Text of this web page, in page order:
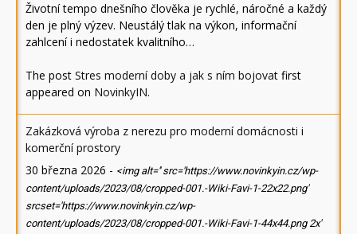
Životní tempo dnešního člověka je rychlé, náročné a každý
den je plný výzev. Neustálý tlak na výkon, informační
zahlcení i nedostatek kvalitního…
The post Stres moderní doby a jak s ním bojovat first
appeared on NovinkyIN.
Zakázková výroba z nerezu pro moderní domácnosti i
komerční prostory
30 března 2026 - <img alt='' src='https://www.novinkyin.cz/wp-
content/uploads/2023/08/cropped-001.-Wiki-Favi-1-22x22.png'
srcset='https://www.novinkyin.cz/wp-
content/uploads/2023/08/cropped-001.-Wiki-Favi-1-44x44.png 2x'